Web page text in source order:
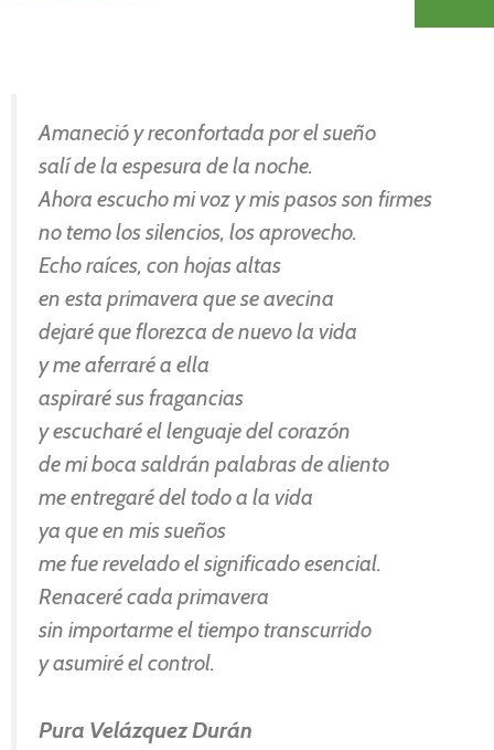
Amaneció y reconfortada por el sueño
salí de la espesura de la noche.
Ahora escucho mi voz y mis pasos son firmes
no temo los silencios, los aprovecho.
Echo raíces, con hojas altas
en esta primavera que se avecina
dejaré que florezca de nuevo la vida
y me aferraré a ella
aspiraré sus fragancias
y escucharé el lenguaje del corazón
de mi boca saldrán palabras de aliento
me entregaré del todo a la vida
ya que en mis sueños
me fue revelado el significado esencial.
Renaceré cada primavera
sin importarme el tiempo transcurrido
y asumiré el control.
Pura Velázquez Durán